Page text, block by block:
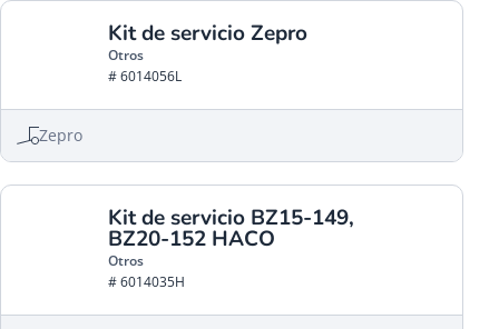
Kit de servicio Zepro
Otros
# 6014056L
Zepro
Kit de servicio BZ15-149,
BZ20-152 HACO
Otros
# 6014035H